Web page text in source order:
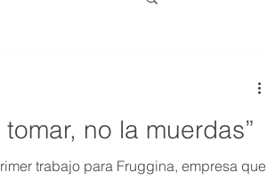
no la muerdas”
trabajo para Fruggina, empresa que